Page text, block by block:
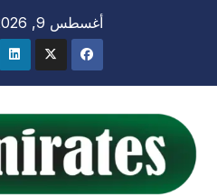
أغسطس 9, 2026